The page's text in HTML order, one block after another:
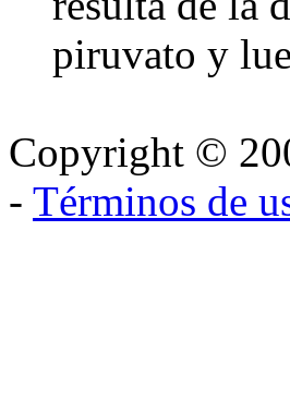
piruvato y
Copyright ©
- Términos de